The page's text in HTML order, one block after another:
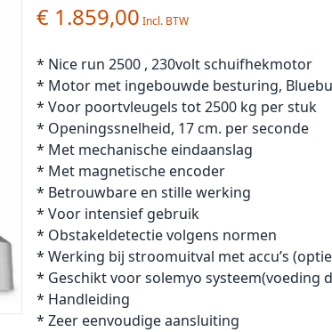
€ 1.859,00
* Nice run 2500 , 230volt schuifhekmotor
* Motor met ingebouwde besturing,
* Voor poortvleugels tot 2500 kg per stuk
* Openingssnelheid, 17 cm. per seconde
* Met mechanische eindaanslag
* Met magnetische encoder
* Betrouwbare en stille werking
* Voor intensief gebruik
* Obstakeldetectie volgens normen
* Werking bij stroomuitval met accu’s
* Geschikt voor solemyo systeem(voeding
* Handleiding
* Zeer eenvoudige aansluiting